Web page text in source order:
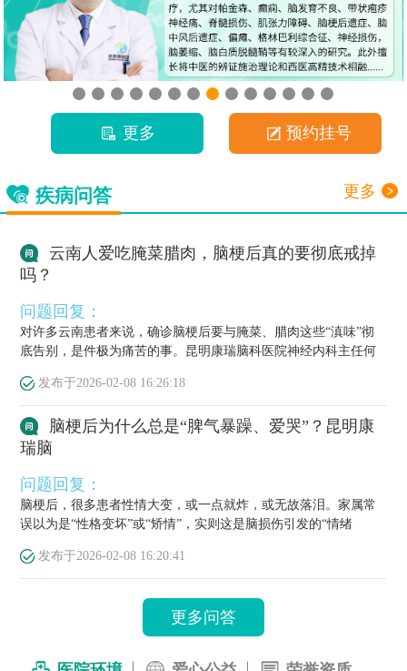
更多 预约挂号
疾病问答 更多
云南人爱吃腌菜腊肉，脑梗后真的要彻底戒掉
吗？
问题回复：
对许多云南患者来说，确诊脑梗后要与腌菜、腊肉这些“滇味”彻
底告别，是件极为痛苦的事。昆明康瑞脑科医院神经内科主任何
发布于2026-02-08 16:26:18
脑梗后为什么总是“脾气暴躁、爱哭”？昆明康
瑞脑
问题回复：
脑梗后，很多患者性情大变，或一点就炸，或无故落泪。家属常
误以为是“性格变坏”或“矫情”，实则这是脑损伤引发的“情绪
发布于2026-02-08 16:20:41
更多问答